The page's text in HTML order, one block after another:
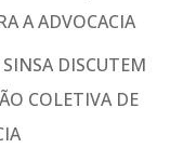
A ADVOCACIA
SINSA DISCUTEM
COLETIVA DE